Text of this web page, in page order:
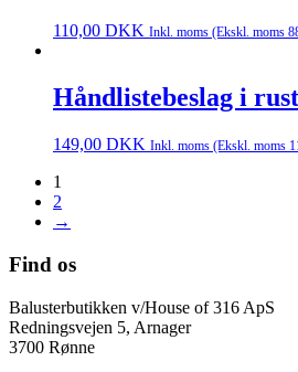
110,00 DKK Inkl. moms (Ekskl. moms
Håndlistebeslag i
149,00 DKK Inkl. moms (Ekskl. moms
1
2
→
Find os
Balusterbutikken v/House of 316 ApS
Redningsvejen 5, Arnager
3700 Rønne